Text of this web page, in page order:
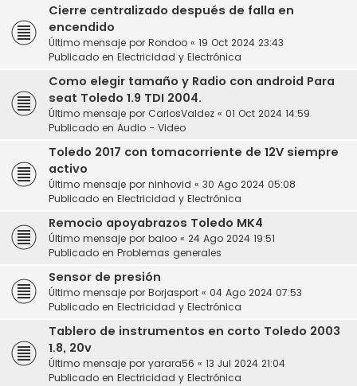
Cierre centralizado después de falla en
encendido
Último mensaje por Rondoo « 19 Oct 2024 23:43
Publicado en Electricidad y Electrónica
Como elegir tamaño y Radio con android Para
seat Toledo 1.9 TDI 2004.
Último mensaje por CarlosValdez « 01 Oct 2024 14:59
Publicado en Audio - Video
Toledo 2017 con tomacorriente de 12V siempre
activo
Último mensaje por ninhovid « 30 Ago 2024 05:08
Publicado en Electricidad y Electrónica
Remocio apoyabrazos Toledo MK4
Último mensaje por baloo « 24 Ago 2024 19:51
Publicado en Problemas generales
Sensor de presión
Último mensaje por Borjasport « 04 Ago 2024 07:53
Publicado en Electricidad y Electrónica
Tablero de instrumentos en corto Toledo 2003
1.8, 20v
Último mensaje por yarara56 « 13 Jul 2024 21:04
Publicado en Electricidad y Electrónica